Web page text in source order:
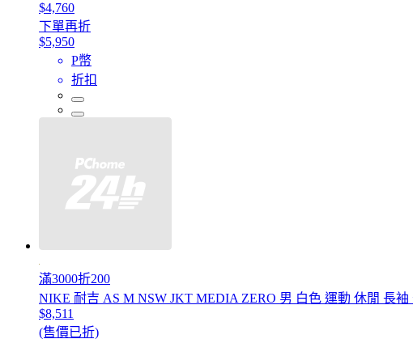
$4,760
下單再折
$5,950
P幣
折扣
滿3000折200
NIKE 耐吉 AS M NSW JKT MEDIA ZERO 男 白色 運動 休閒 長袖
$8,511
(售價已折)